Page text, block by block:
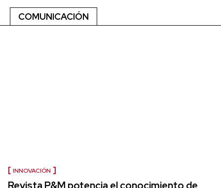
COMUNICACIÓN
INNOVACIÓN
Revista P&M potencia el conocimiento de